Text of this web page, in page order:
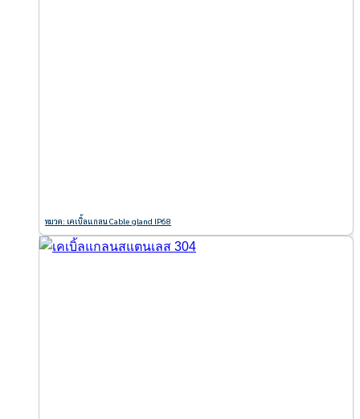
หมวด: เคเบิ้ลแกลน Cable gland IP68